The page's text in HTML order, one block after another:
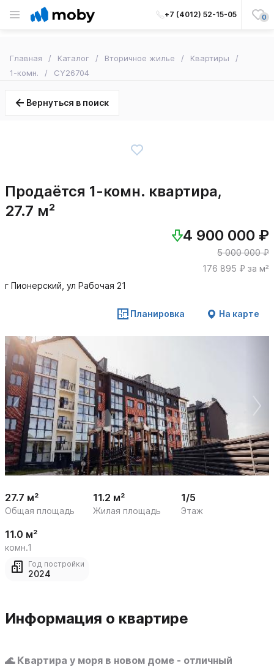
+7 (4012) 52-15-05 0
Главная Каталог Вторичное жилье
Квартиры
1-комн.
CY26704
Вернуться в поиск
Продаётся 1-комн. квартира,
27.7 м²
4 900 000 ₽
5 000 000 ₽
176 895 ₽ за м²
г Пионерский, ул Рабочая 21
Планировка На карте
1 12
27.7 м²
Общая площадь
11.2 м²
Жилая площадь
1/5
Этаж
11.0 м²
комн.1
Год постройки
2024
Информация о квартире
🌊 Квартира у моря в новом доме - отличный